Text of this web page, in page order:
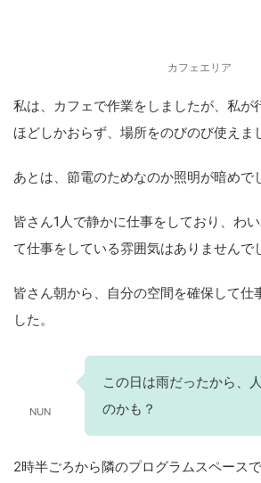
カフェエリア
私は、カフェで作業をしましたが、私が
ほどしかおらず、場所をのびのび使えま
あとは、節電のためなのか照明が暗めで
皆さん1人で静かに仕事をしており、わ
て仕事をしている雰囲気はありませんで
皆さん朝から、自分の空間を確保して仕
した。
NUN
この日は雨だったから、
のかも？
2時半ごろから隣のプログラムスペース